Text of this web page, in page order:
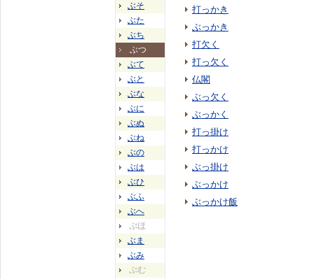
ぶそ
ぶた
ぶち
ぶつ
ぶて
ぶと
ぶな
ぶに
ぶぬ
ぶね
ぶの
ぶは
ぶひ
ぶふ
ぶへ
ぶほ
ぶま
ぶみ
ぶむ
打っかき
ぶっかき
打欠く
打っ欠く
仏閣
ぶっ欠く
ぶっかく
打っ掛け
打っかけ
ぶっ掛け
ぶっかけ
ぶっかけ飯